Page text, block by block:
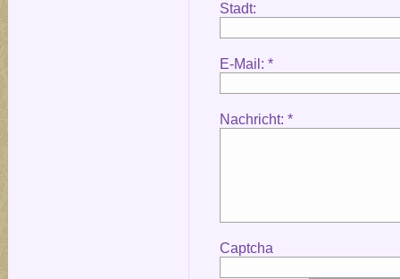
Stadt:
E-Mail: *
Nachricht: *
Captcha